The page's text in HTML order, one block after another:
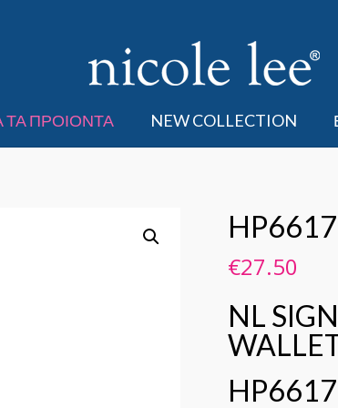
ΤΑ ΠΡΟΙΟΝΤΑ NEW COLLECTION
€27.50
NL